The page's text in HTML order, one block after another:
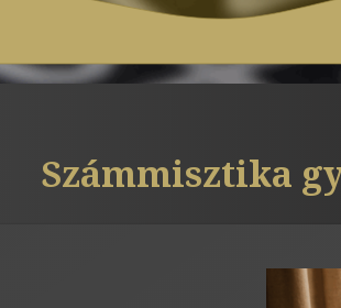
Számmisztika